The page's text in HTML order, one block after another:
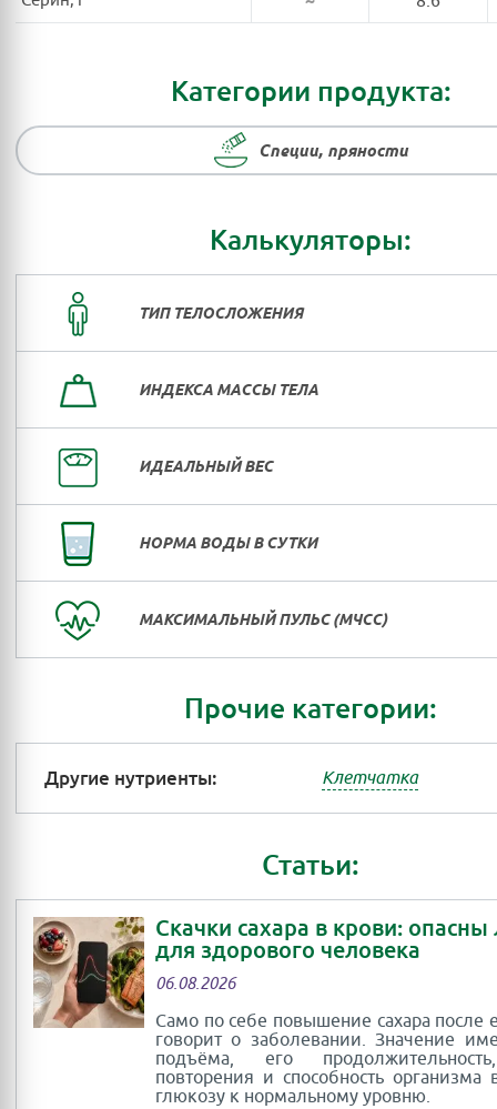
Категории продукта:
Специи, пряности
Калькуляторы:
ТИП ТЕЛОСЛОЖЕНИЯ
ИНДЕКСА МАССЫ ТЕЛА
ИДЕАЛЬНЫЙ ВЕС
НОРМА ВОДЫ В СУТКИ
МАКСИМАЛЬНЫЙ ПУЛЬС (МЧСС)
Прочие категории:
Другие нутриенты: Клетчатка
Статьи:
Скачки сахара в крови: опасны
для здорового человека
06.08.2026
Само по себе повышение сахара после
говорит о заболевании. Значение
подъёма, его
повторения и способность организма
глюкозу к нормальному уровню.